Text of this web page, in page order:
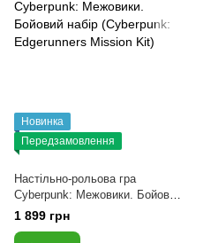
Новинка
Передзамовлення
Настільно-рольова гра
Сyberpunk: Межовики. Бойовий
набір (Cyberpunk: Edgerunners
Mission Kit)
1 899 грн